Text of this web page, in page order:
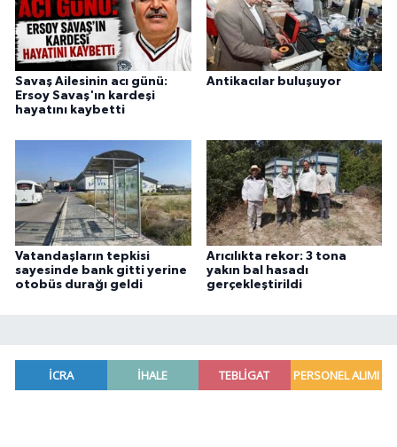
Savaş Ailesinin acı günü:
Ersoy Savaş'ın kardeşi
hayatını kaybetti
Antikacılar buluşuyor
Vatandaşların tepkisi
sayesinde bank gitti yerine
otobüs durağı geldi
Arıcılıkta rekor: 3 tona
yakın bal hasadı
gerçekleştirildi